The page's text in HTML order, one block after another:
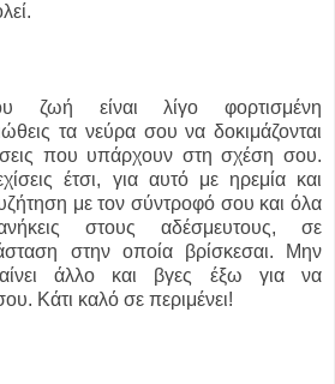
ζωή είναι λίγο φορτισμένη
τα νεύρα σου να δοκιμάζονται
που υπάρχουν στη σχέση σου.
έτσι, για αυτό με ηρεμία και
με τον σύντροφό σου και όλα
στους αδέσμευτους, σε
στην οποία βρίσκεσαι. Μην
άλλο και βγες έξω για να
Κάτι καλό σε περιμένει!